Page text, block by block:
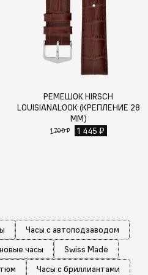
РЕМЕШОК HIRSCH
LOUISIANALOOK (КРЕПЛЕНИЕ 28
ММ)
1 700 ₽ 1 445 ₽
Часы с автоподзаводом
часы
Swiss Made
Часы с бриллиантами